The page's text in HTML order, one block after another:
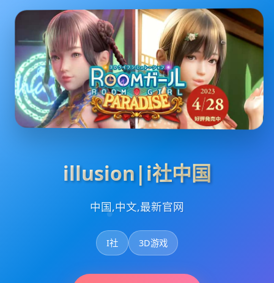
illusion|i社中国
中国,中文,最新官网
I社 3D游戏